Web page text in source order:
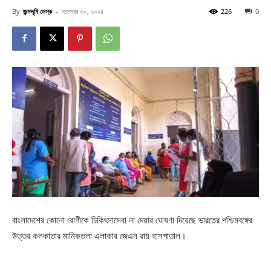
By জন্মভূমি ডেস্ক - নভেম্বর ৩০, ২০২৪ 0
226
বাংলাদেশের কোনো রোগীকে চিকিৎসাসেবা না দেয়ার ঘোষণা দিয়েছে ভারতের পশ্চিমবঙ্গের
উত্তর কলকাতার মানিকতলা এলাকার জেএন রায় হাসপাতাল।